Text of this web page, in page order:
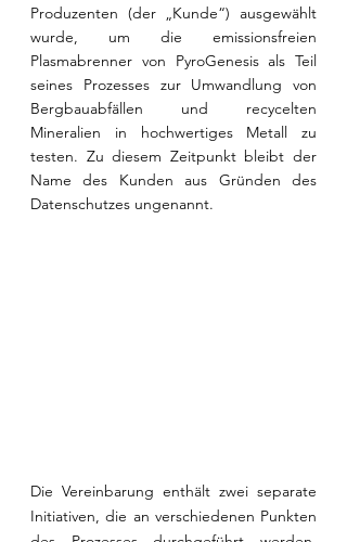
Produzenten (der „Kunde“) ausgewählt
wurde, um die emissionsfreien
Plasmabrenner von PyroGenesis als Teil
seines Prozesses zur Umwandlung von
Bergbauabfällen und recycelten
Mineralien in hochwertiges Metall zu
testen. Zu diesem Zeitpunkt bleibt der
Name des Kunden aus Gründen des
Datenschutzes ungenannt.
Die Vereinbarung enthält zwei separate
Initiativen, die an verschiedenen Punkten